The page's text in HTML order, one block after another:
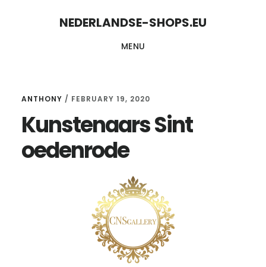
NEDERLANDSE-SHOPS.EU
MENU
ANTHONY / FEBRUARY 19, 2020
Kunstenaars Sint
oedenrode